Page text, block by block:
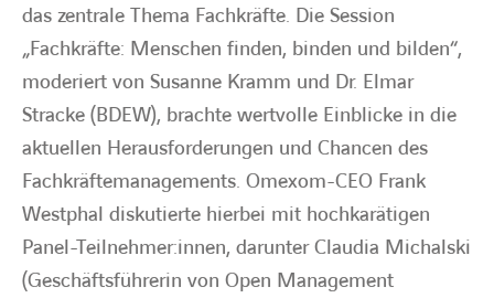
das zentrale Thema Fachkräfte. Die Session
„Fachkräfte: Menschen finden, binden und bilden“,
moderiert von Susanne Kramm und Dr. Elmar
Stracke (BDEW), brachte wertvolle Einblicke in die
aktuellen Herausforderungen und Chancen des
Fachkräftemanagements. Omexom-CEO Frank
Westphal diskutierte hierbei mit hochkarätigen
Panel-Teilnehmer:innen, darunter Claudia Michalski
(Geschäftsführerin von Open Management